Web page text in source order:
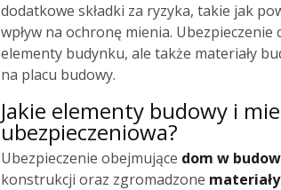
dodatkowe składki za ryzyka, takie jak
wpływ na ochronę mienia.
elementy budynku, ale także materiały
na placu budowy.
Jakie elementy budowy i
ubezpieczeniowa?
Ubezpieczenie obejmujące dom w
konstrukcji oraz zgromadzone